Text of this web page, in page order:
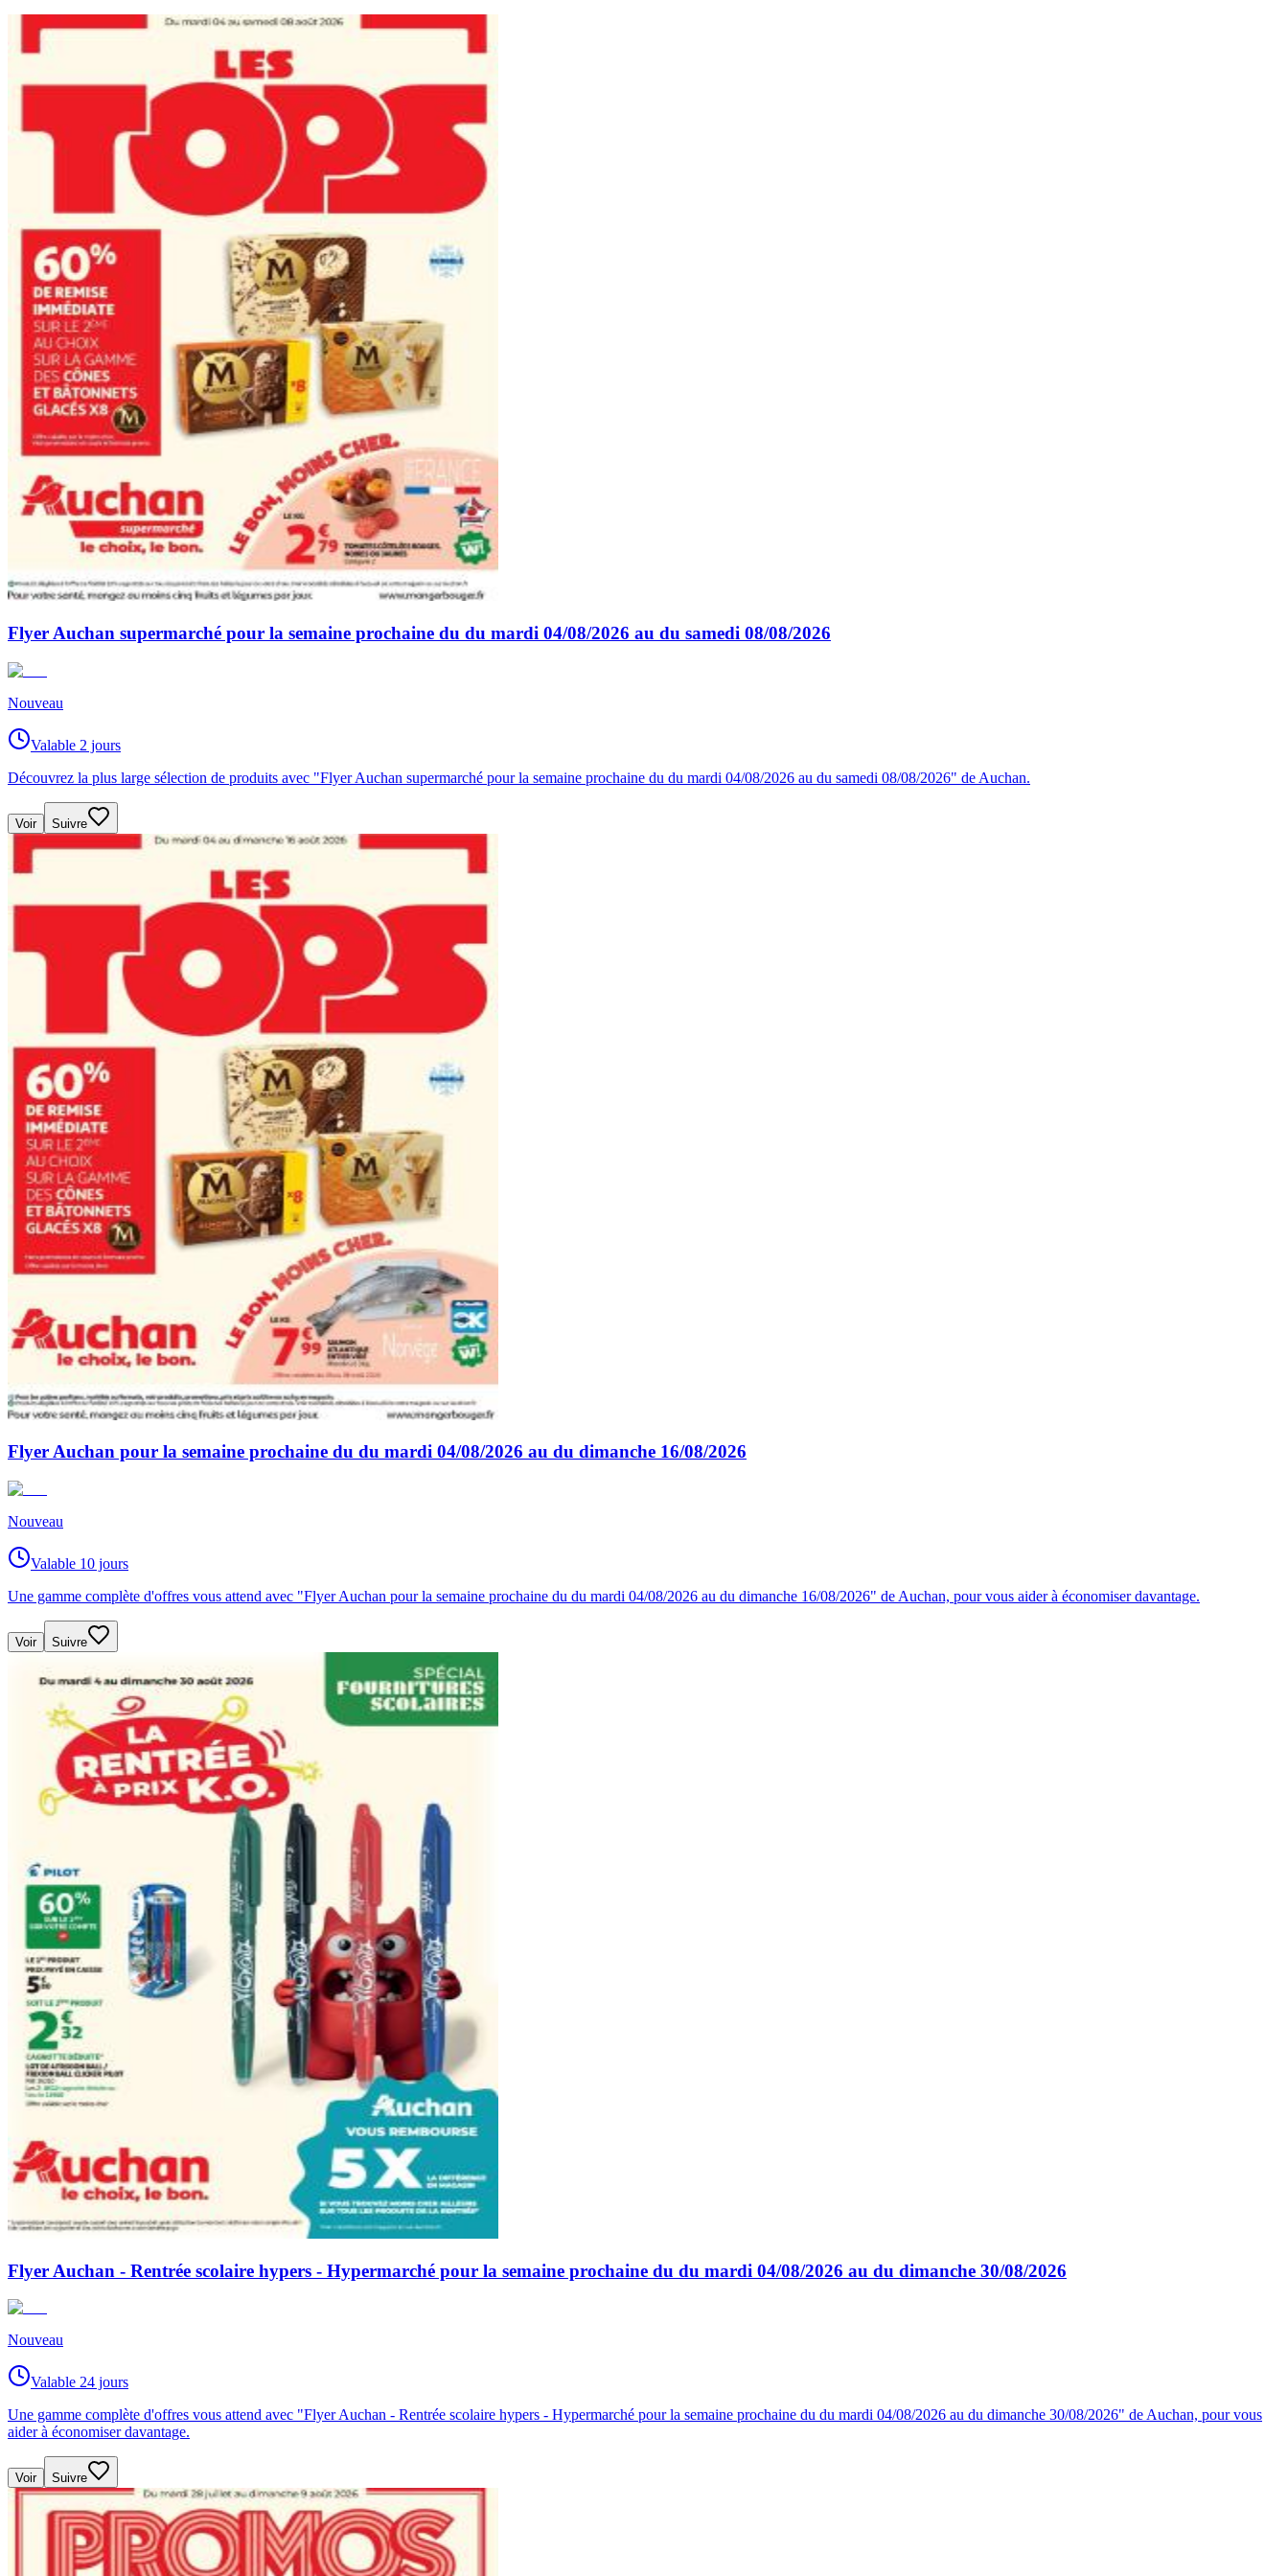
Flyer Auchan supermarché pour la semaine prochaine du du mardi 04/08/2026 au du samedi 08/08/2026
Nouveau
Valable 2 jours
Découvrez la plus large sélection de produits avec "Flyer Auchan supermarché pour la semaine prochaine du du mardi 04/08/2026 au du samedi 08/08/2026" de Auchan.
Voir Suivre
Flyer Auchan pour la semaine prochaine du du mardi 04/08/2026 au du dimanche 16/08/2026
Nouveau
Valable 10 jours
Une gamme complète d'offres vous attend avec "Flyer Auchan pour la semaine prochaine du du mardi 04/08/2026 au du dimanche 16/08/2026" de Auchan, pour vous aider à économiser davantage.
Voir Suivre
Flyer Auchan - Rentrée scolaire hypers - Hypermarché pour la semaine prochaine du du mardi 04/08/2026 au du dimanche 30/08/2026
Nouveau
Valable 24 jours
Une gamme complète d'offres vous attend avec "Flyer Auchan - Rentrée scolaire hypers - Hypermarché pour la semaine prochaine du du mardi 04/08/2026 au du dimanche 30/08/2026" de Auchan, pour vous
aider à économiser davantage.
Voir Suivre